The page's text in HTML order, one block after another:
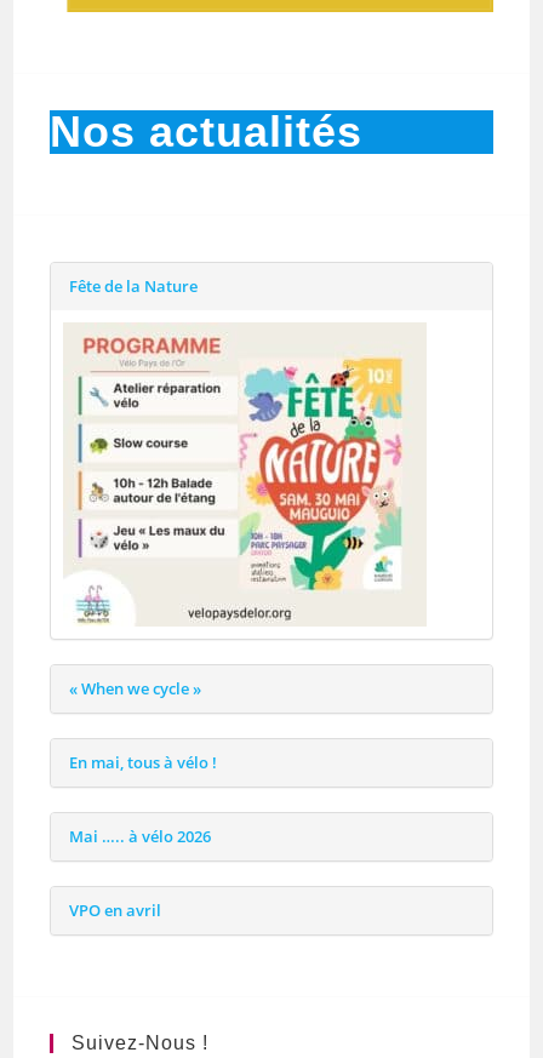
Nos actualités
Fête de la Nature
« When we cycle »
En mai, tous à vélo !
Mai ….. à vélo 2026
VPO en avril
Suivez-Nous !